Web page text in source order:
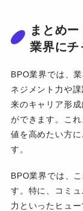
まとめ
業界にチ
BPO業界では、
ネジメント力や
来のキャリア形
ができます。こ
値を高めたい方
す。
BPO業界では、
す。特に、コミ
力といったヒュ